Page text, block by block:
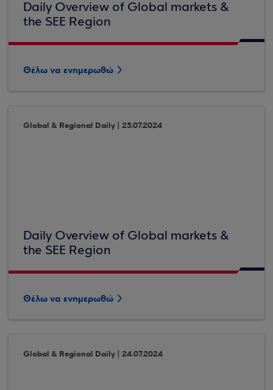
Daily Overview of Global markets &
the SEE Region
Θέλω να ενημερωθώ
Global & Regional Daily | 25.07.2024
Daily Overview of Global markets &
the SEE Region
Θέλω να ενημερωθώ
Global & Regional Daily | 24.07.2024